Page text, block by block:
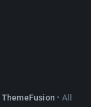
ThemeFusion • All